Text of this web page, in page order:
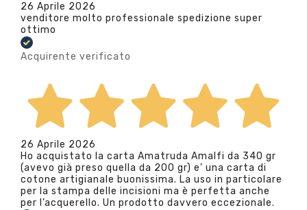
26 Aprile 2026
venditore molto professionale spedizione super
ottimo
Acquirente verificato
26 Aprile 2026
Ho acquistato la carta Amatruda Amalfi da 340 gr
(avevo già preso quella da 200 gr) e’ una carta di
cotone artigianale buonissima. La uso in particolare
per la stampa delle incisioni ma è perfetta anche
per l’acquerello. Un prodotto davvero eccezionale.